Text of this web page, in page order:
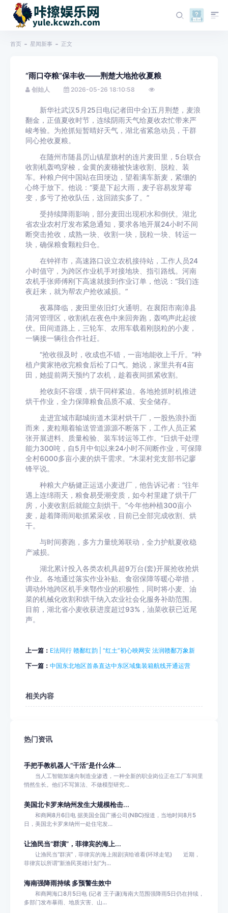
首页 星闻新事 正文
“雨口夺粮”保丰收——荆楚大地抢收夏粮
创始人 2026-05-26 18:10:58
新华社武汉5月25日电(记者田中全)五月荆楚，麦浪
翻金，正值夏收时节，连续阴雨天气给夏收农忙带来严
峻考验。为抢抓短暂晴好天气，湖北省紧急动员，干群
同心抢收夏粮。
在随州市随县厉山镇星旗村的连片麦田里，5台联合
收割机轰鸣穿梭，金黄的麦穗被快速收割、脱粒、装
车。种粮户何中国站在田埂边，望着满车新麦，紧绷的
心终于放下。他说：“要是下起大雨，麦子容易发芽霉
变，多亏了抢收队伍，这回踏实多了。”
受持续降雨影响，部分麦田出现积水和倒伏。湖北
省农业农村厅发布紧急通知，要求各地开展24小时不间
断突击抢收，成熟一块、收割一块，脱粒一块、转运一
块，确保粮食颗粒归仓。
在钟祥市，高速路口设立农机接待站，工作人员24
小时值守，为跨区作业机手对接地块、指引路线。河南
农机手张师傅刚下高速就接到作业订单，他说：“我们连
夜赶来，就为帮农户抢收减损。”
夜幕降临，麦田里依旧灯火通明。在襄阳市南漳县
清河管理区，收割机在夜色中来回奔跑，轰鸣声此起彼
伏。田间道路上，三轮车、农用车载着刚脱粒的小麦，
一辆接一辆往合作社赶。
“抢收很及时，收成也不错，一亩地能收上千斤。”种
植户黄家艳收完粮食后松了口气。她说，家里共有4亩
田，她提前两天预约了农机，趁着夜间抓紧收割。
抢收刻不容缓，烘干同样紧迫。各地抢抓时机推进
烘干作业，全力保障粮食品质不减、安全储存。
走进宜城市鄢城街道木渠村烘干厂，一股热浪扑面
而来，麦粒顺着输送管道源源不断落下，工作人员正紧
张开展进料、质量检验、装车转运等工作。“日烘干处理
能力300吨，自5月中旬以来24小时不间断作业，可保障
全村6000多亩小麦的烘干需求。”木渠村党支部书记廖
锋平说。
种粮大户杨健正运送小麦进厂，他告诉记者：“往年
遇上连绵雨天，粮食易受潮变质，如今村里建了烘干厂
房，小麦收割后就能立刻烘干。”今年他种植300亩小
麦，趁着降雨间歇抓紧采收，目前已全部完成收割、烘
干。
与时间赛跑，多方力量统筹联动，全力护航夏收稳
产减损。
湖北累计投入各类农机具超9万台(套)开展抢收抢烘
作业。各地通过落实作业补贴、食宿保障等暖心举措，
调动外地跨区机手来鄂作业的积极性，同时将小麦、油
菜的机械化收割和烘干纳入农业社会化服务补助范围。
目前，湖北省小麦收获进度超过93%，油菜收获已近尾
声。
上一篇： E法同行 赣鄱红韵 | “红土”初心映网安 法润赣鄱万象新
下一篇： 中国东北地区首条直达中东区域集装箱航线开通运营
相关内容
热门资讯
手把手教机器人“干活”是什么体...
当人工智能加速向制造业渗透，一种全新的职业岗位正在工厂车间里
悄然生长。他们不写算法、不做模型研究...
美国北卡罗来纳州发生大规模枪击...
和商网8月6日电 据美国全国广播公司(NBC)报道，当地时间8月5
日，美国北卡罗来纳州一处住宅发...
让渔民当“群演”，菲律宾的海上...
让渔民当“群演”，菲律宾的海上闹剧演给谁看(环球走笔) 近期，
菲律宾以所谓“新渔民英雄计划”为...
海南强降雨持续 多预警生效中
和商网海口8月5日电 (记者 王子谦)海南大范围强降雨5日仍在持续，
多部门发布暴雨、地质灾害、山...